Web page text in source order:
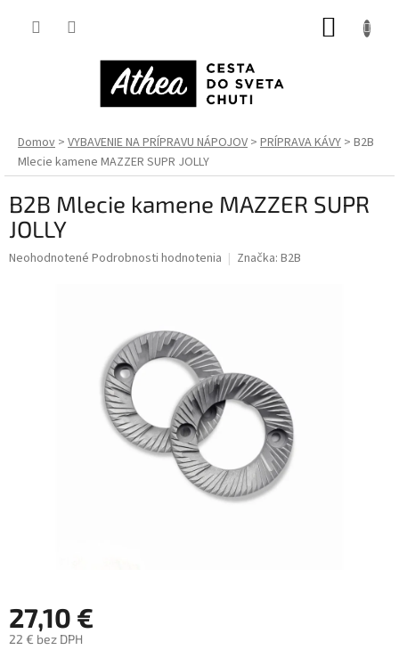
Domov VYBAVENIE NA PRÍPRAVU NÁPOJOV PRÍPRAVA KÁVY
B2B
Mlecie kamene MAZZER SUPR JOLLY
B2B Mlecie kamene MAZZER SUPR
JOLLY
Priemerné
Neohodnotené Podrobnosti hodnotenia Značka: B2B
27,10 €
22 € bez DPH